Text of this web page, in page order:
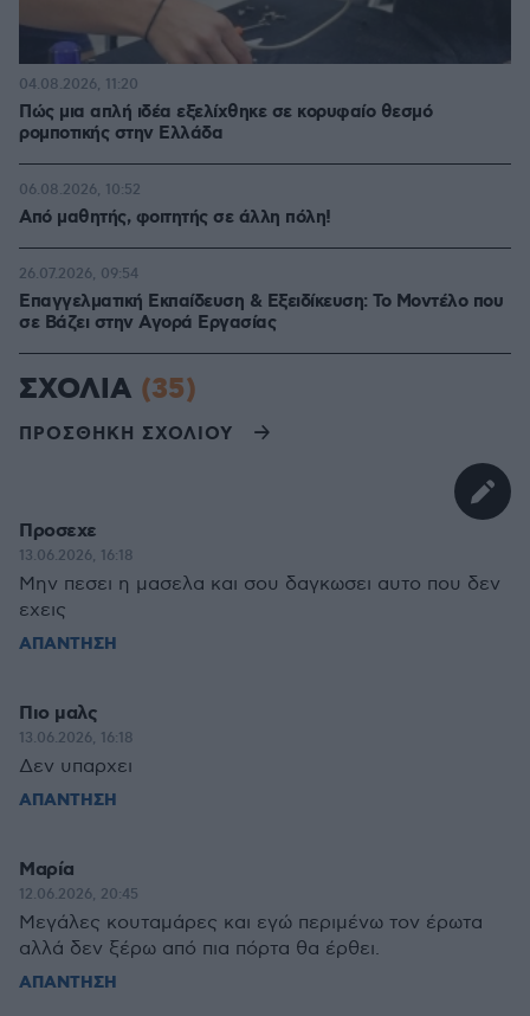
Πώς μια απλή ιδέα εξελίχθηκε σε κορυφαίο θεσμό
ρομποτικής στην Ελλάδα
04.08.2026, 11:20
Από μαθητής, φοιτητής σε άλλη πόλη!
06.08.2026, 10:52
Επαγγελματική Εκπαίδευση & Εξειδίκευση: Το Mοντέλο που
σε Bάζει στην Aγορά Eργασίας
26.07.2026, 09:54
ΣΧΟΛΙΑ (35)
ΠΡΟΣΘΗΚΗ ΣΧΟΛΙΟΥ
Προσεχε
13.06.2026, 16:18
Μην πεσει η μασελα και σου δαγκωσει αυτο που δεν
εχεις
ΑΠΑΝΤΗΣΗ
Πιο μαλς
13.06.2026, 16:18
Δεν υπαρχει
ΑΠΑΝΤΗΣΗ
Μαρία
12.06.2026, 20:45
Μεγάλες κουταμάρες και εγώ περιμένω τον έρωτα
αλλά δεν ξέρω από πια πόρτα θα έρθει.
ΑΠΑΝΤΗΣΗ